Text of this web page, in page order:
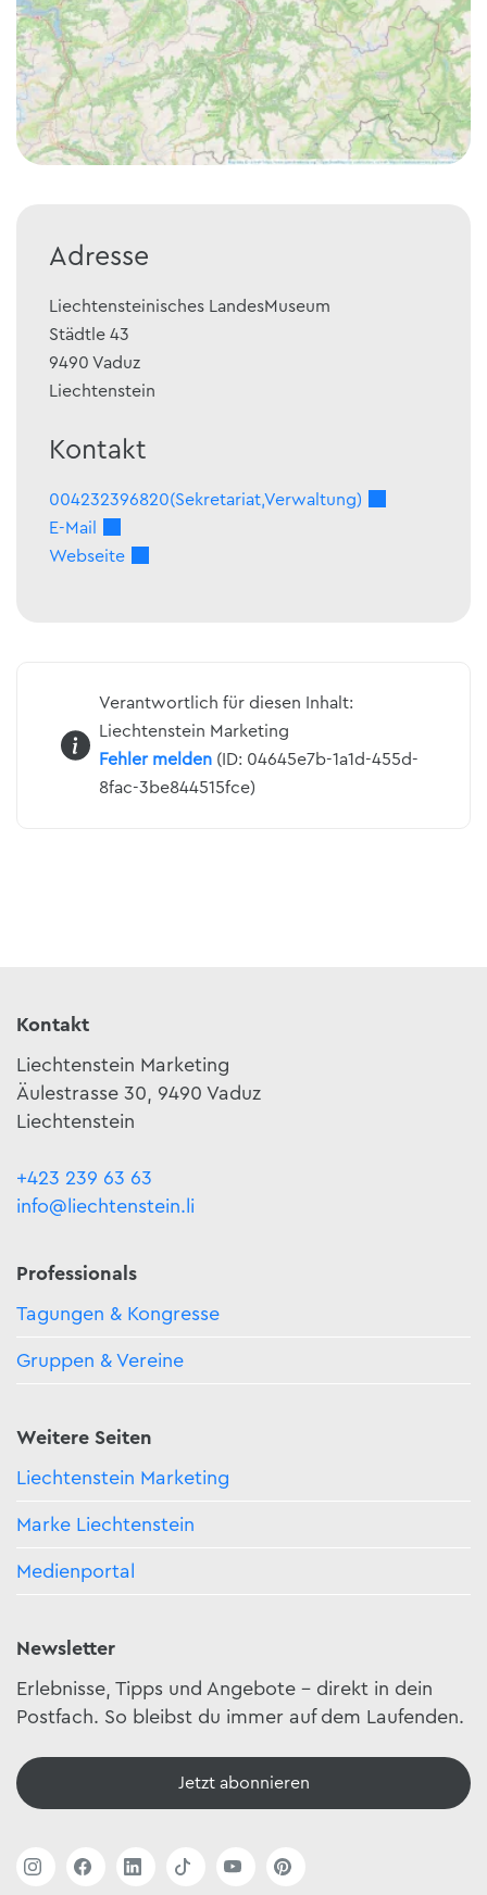
Adresse
Liechtensteinisches LandesMuseum
Städtle 43
9490 Vaduz
Liechtenstein
Kontakt
004232396820(Sekretariat,Verwaltung)
E-Mail
Webseite
Verantwortlich für diesen Inhalt:
Liechtenstein Marketing
Fehler melden (ID: 04645e7b-1a1d-455d-
8fac-3be844515fce)
Kontakt
Liechtenstein Marketing
Äulestrasse 30, 9490 Vaduz
Liechtenstein
+423 239 63 63
info@liechtenstein.li
Professionals
Tagungen & Kongresse
Gruppen & Vereine
Weitere Seiten
Liechtenstein Marketing
Marke Liechtenstein
Medienportal
Newsletter
Erlebnisse, Tipps und Angebote – direkt in dein
Postfach. So bleibst du immer auf dem Laufenden.
Jetzt abonnieren